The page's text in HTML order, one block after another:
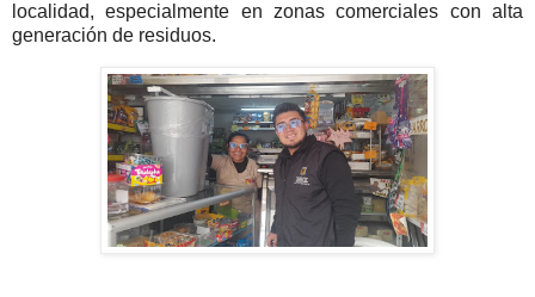
localidad, especialmente en zonas comerciales con alta
generación de residuos.